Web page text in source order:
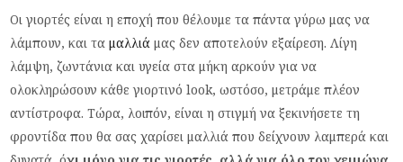
Οι γιορτές είναι η εποχή που θέλουμε τα πάντα γύρω μας να
λάμπουν, και ταμαλλιά μας δεν αποτελούν εξαίρεση. Λίγη
λάμψη, ζωντάνια και υγεία στα μήκη αρκούν για να
ολοκληρώσουν κάθε γιορτινό look, ωστόσο, μετράμε πλέον
αντίστροφα. Τώρα, λοιπόν, είναι η στιγμή να ξεκινήσετε τη
φροντίδα που θα σας χαρίσει μαλλιά που δείχνουν λαμπερά και